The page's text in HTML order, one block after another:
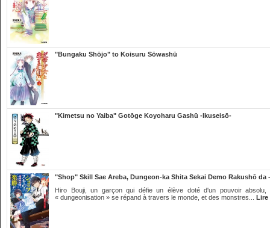
"Bungaku Shōjo" to Koisuru Sōwashū
"Kimetsu no Yaiba" Gotōge Koyoharu Gashū -Ikuseisō-
"Shop" Skill Sae Areba, Dungeon-ka Shita Sekai Demo Rakushō
Hiro Bouji, un garçon qui défie un élève doté d'un pouvoir
« dungeonisation » se répand à travers le monde, et des monstres... Lire